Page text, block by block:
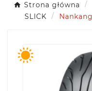
Strona główna
SLICK